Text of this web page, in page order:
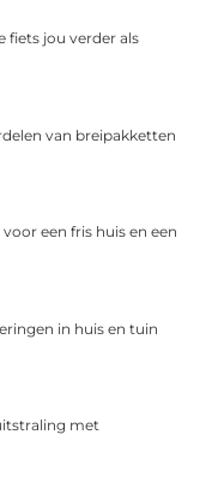
fiets jou verder als
van breipakketten
een fris huis en een
in huis en tuin
met